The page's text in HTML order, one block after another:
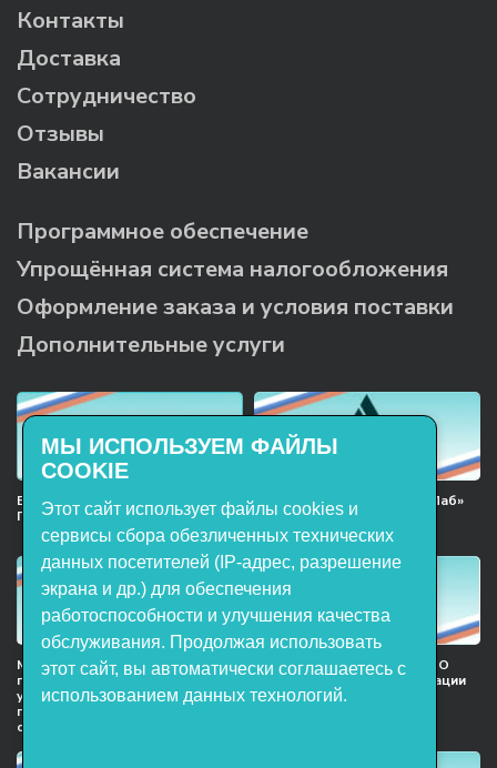
Контакты
Доставка
Сотрудничество
Отзывы
Вакансии
Программное обеспечение
Упрощённая система налогообложения
Оформление заказа и условия поставки
Дополнительные услуги
Включён в реестр Российского
ПО
Продукция НТП «ЭнергияЛаб»
включена в реестр
Минпромторга РФ
Мы в национальном союзе
предприятий индустрии
учебного оборудования и
поставщиков образовательных
организация
Сертификат участника ООО
НТП «ЭнергияЛаб» ассоциации
предприятий индустрии
МЫ ИСПОЛЬЗУЕМ ФАЙЛЫ
COOKIE
Этот сайт использует файлы cookies и
сервисы сбора обезличенных технических
данных посетителей (IP-адрес, разрешение
экрана и др.) для обеспечения
работоспособности и улучшения качества
обслуживания. Продолжая использовать
этот сайт, вы автоматически соглашаетесь с
использованием данных технологий.